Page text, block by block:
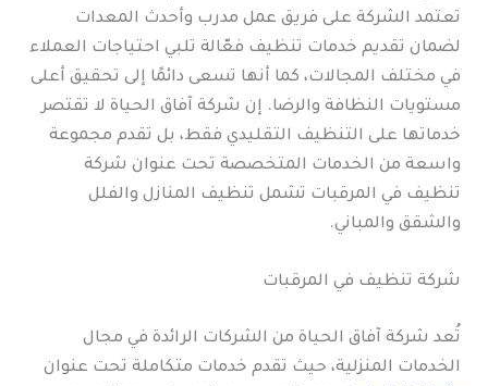
تعتمد الشركة على فريق عمل مدرب وأحدث المعدات
لضمان تقديم خدمات تنظيف فعّالة تلبي احتياجات العملاء
في مختلف المجالات، كما أنها تسعى دائمًا إلى تحقيق أعلى
مستويات النظافة والرضا. إن شركة آفاق الحياة لا تقتصر
خدماتها على التنظيف التقليدي فقط، بل تقدم مجموعة
واسعة من الخدمات المتخصصة تحت عنوان شركة
تنظيف في المرقبات تشمل تنظيف المنازل والفلل
والشقق والمباني.
شركة تنظيف في المرقبات
تُعد شركة آفاق الحياة من الشركات الرائدة في مجال
الخدمات المنزلية، حيث تقدم خدمات متكاملة تحت عنوان